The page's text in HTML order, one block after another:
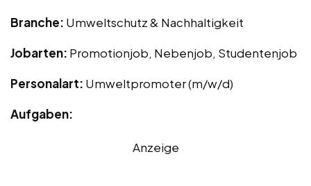
Branche: Umweltschutz & Nachhaltigkeit
Jobarten: Promotionjob, Nebenjob, Studentenjob
Personalart: Umweltpromoter (m/w/d)
Aufgaben:
Anzeige